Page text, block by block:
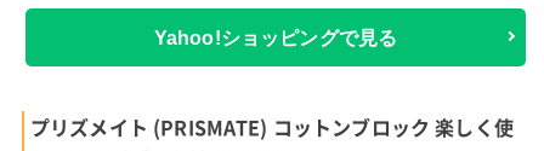
Yahoo!ショッピングで見る
プリズメイト (PRISMATE) コットンブロック 楽しく使